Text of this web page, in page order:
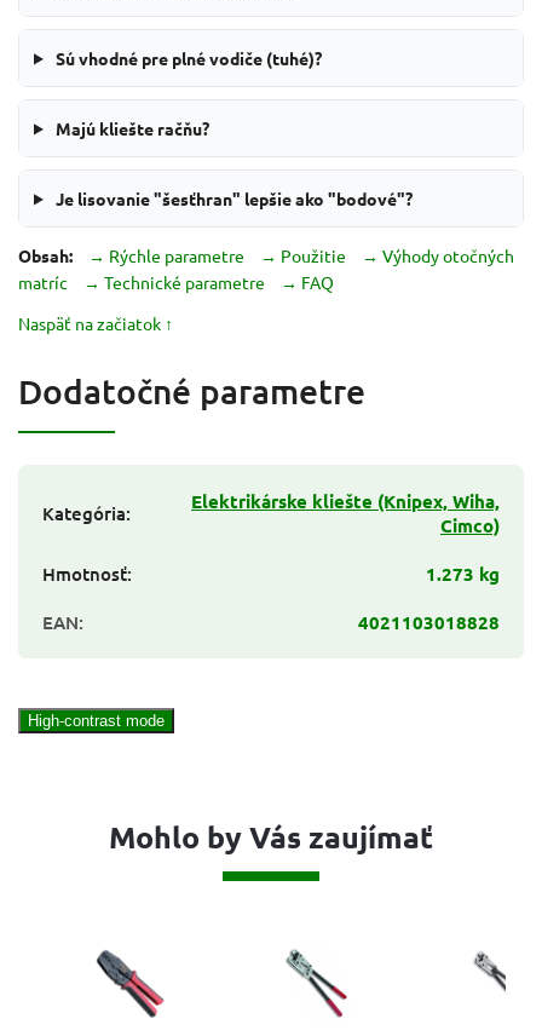
Sú vhodné pre plné vodiče (tuhé)?
Majú kliešte račňu?
Je lisovanie "šesťhran" lepšie ako "bodové"?
Obsah: → Rýchle parametre → Použitie
→ Výhody otočných
matríc
→ Technické parametre
→ FAQ
Naspäť na začiatok ↑
Dodatočné parametre
Kategória:
Elektrikárske kliešte (Knipex, Wiha,
Cimco)
Hmotnosť:
1.273 kg
EAN: 4021103018828
High-contrast mode
Mohlo by Vás zaujímať